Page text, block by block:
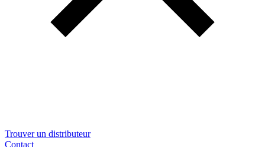
Trouver un distributeur
Contact